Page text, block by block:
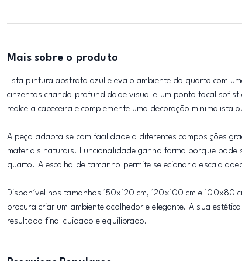
Mais sobre o produto
Esta pintura abstrata azul eleva o ambiente do quarto com
cinzentas criando profundidade visual e um ponto focal
realce a cabeceira e complemente uma decoração minimalista
A peça adapta se com facilidade a diferentes composições
materiais naturais. Funcionalidade ganha forma porque
quarto. A escolha de tamanho permite selecionar a escala
Disponível nos tamanhos 150x120 cm, 120x100 cm e
procura criar um ambiente acolhedor e elegante. A sua
resultado final cuidado e equilibrado.